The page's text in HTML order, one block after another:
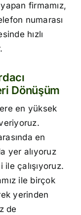
firmamız,
numarası
hızlı
Dönüşüm
en yüksek
en
yer alıyoruz
çalışıyoruz.
ile birçok
yerinden
de